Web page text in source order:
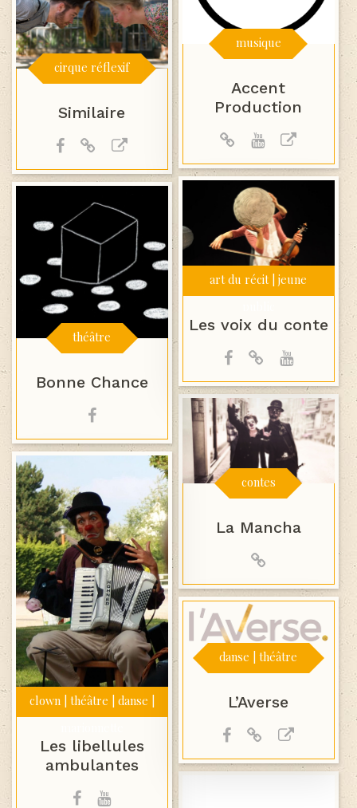
cirque réflexif
Similaire
contes
La Mancha
théâtre
Bonne Chance
musique
Accent
Production
clown | théâtre | danse |
Les libellules
ambulantes
danse | théâtre
L’Averse
art du récit | jeune
Les voix du conte